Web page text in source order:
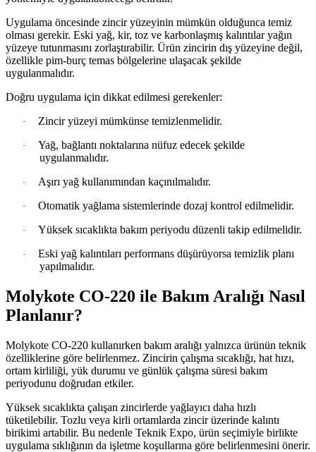
Uygulama öncesinde zincir yüzeyinin mümkün olduğunca temiz
olması gerekir. Eski yağ, kir, toz ve karbonlaşmış kalıntılar yağın
yüzeye tutunmasını zorlaştırabilir. Ürün zincirin dış yüzeyine değil,
özellikle pim-burç temas bölgelerine ulaşacak şekilde
uygulanmalıdır.
Doğru uygulama için dikkat edilmesi gerekenler:
· Zincir yüzeyi mümkünse temizlenmelidir.
·
Yağ, bağlantı noktalarına nüfuz edecek şekilde
uygulanmalıdır.
· Aşırı yağ kullanımından kaçınılmalıdır.
· Otomatik yağlama sistemlerinde dozaj kontrol edilmelidir.
· Yüksek sıcaklıkta bakım periyodu düzenli takip edilmelidir.
·
Eski yağ kalıntıları performans düşürüyorsa temizlik planı
yapılmalıdır.
Molykote CO-220 ile Bakım Aralığı Nasıl
Planlanır?
Molykote CO-220 kullanırken bakım aralığı yalnızca ürünün teknik
özelliklerine göre belirlenmez. Zincirin çalışma sıcaklığı, hat hızı,
ortam kirliliği, yük durumu ve günlük çalışma süresi bakım
periyodunu doğrudan etkiler.
Yüksek sıcaklıkta çalışan zincirlerde yağlayıcı daha hızlı
tüketilebilir. Tozlu veya kirli ortamlarda zincir üzerinde kalıntı
birikimi artabilir. Bu nedenle Teknik Expo, ürün seçimiyle birlikte
uygulama sıklığının da işletme koşullarına göre belirlenmesini önerir.